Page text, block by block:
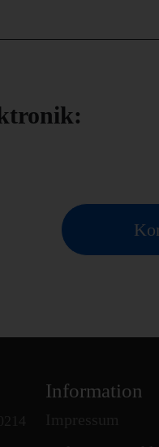
Information